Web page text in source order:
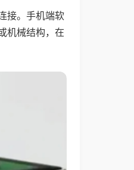
接。手机端软
机械结构，在